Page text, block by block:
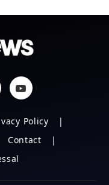
Policy
Contact